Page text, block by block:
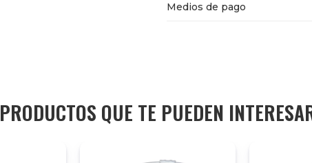
Medios de pago
PRODUCTOS QUE TE PUEDEN